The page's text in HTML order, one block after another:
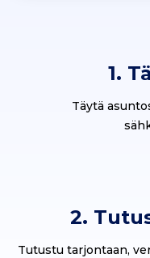
1.
Täytä
2.
Tutustu tarjontaan,